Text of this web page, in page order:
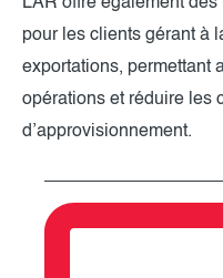
pour les clients gérant à
exportations, permettant
opérations et réduire les
d’approvisionnement.